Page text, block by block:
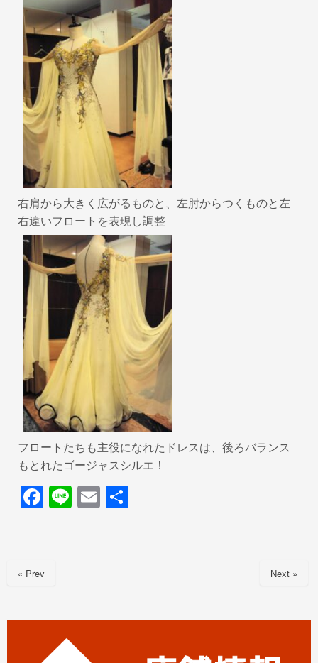
右肩から大きく広がるものと、左肘からつくものと左
右違いフロートを表現し調整
フロートたちも主役になれたドレスは、後ろバランス
もとれたゴージャスシルエ！
F
a
e
k
Li
n
E
m
« Prev Next »